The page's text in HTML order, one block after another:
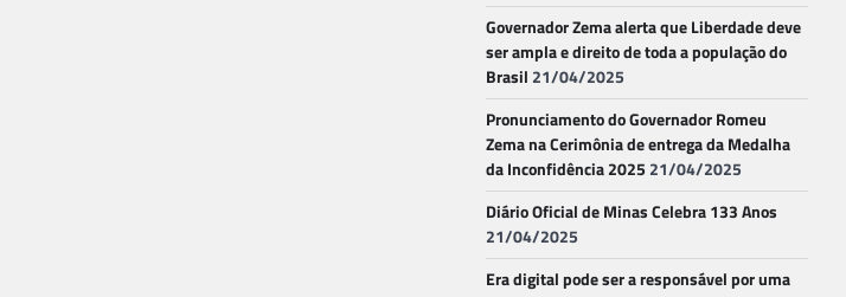
Governador Zema alerta que Liberdade deve
ser ampla e direito de toda a população do
Brasil 21/04/2025
Pronunciamento do Governador Romeu
Zema na Cerimônia de entrega da Medalha
da Inconfidência 2025 21/04/2025
Diário Oficial de Minas Celebra 133 Anos
21/04/2025
Era digital pode ser a responsável por uma